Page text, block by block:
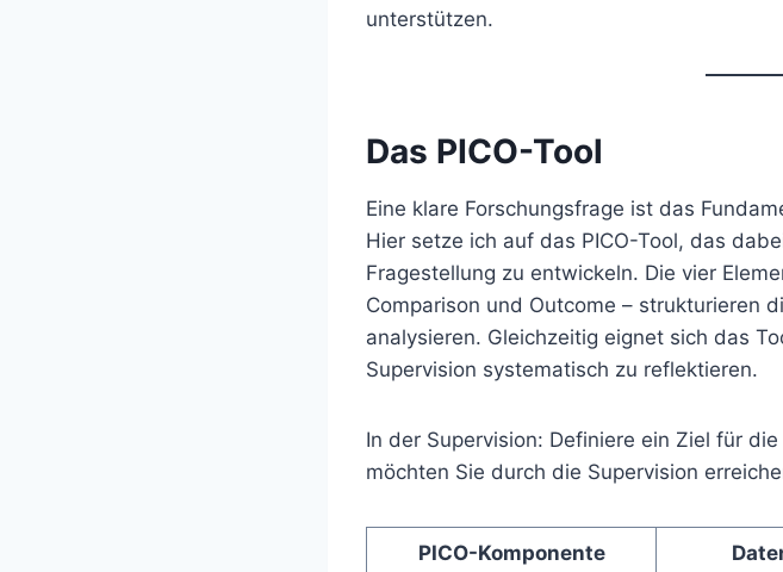
unterstützen.
Das PICO-Tool
Eine klare Forschungsfrage ist das
Hier setze ich auf das PICO-Tool, das
Fragestellung zu entwickeln. Die vier
Comparison und Outcome – strukturieren
analysieren. Gleichzeitig eignet sich das
Supervision systematisch zu reflektieren.
In der Supervision: Definiere ein Ziel für
möchten Sie durch die Supervision
PICO-Komponente